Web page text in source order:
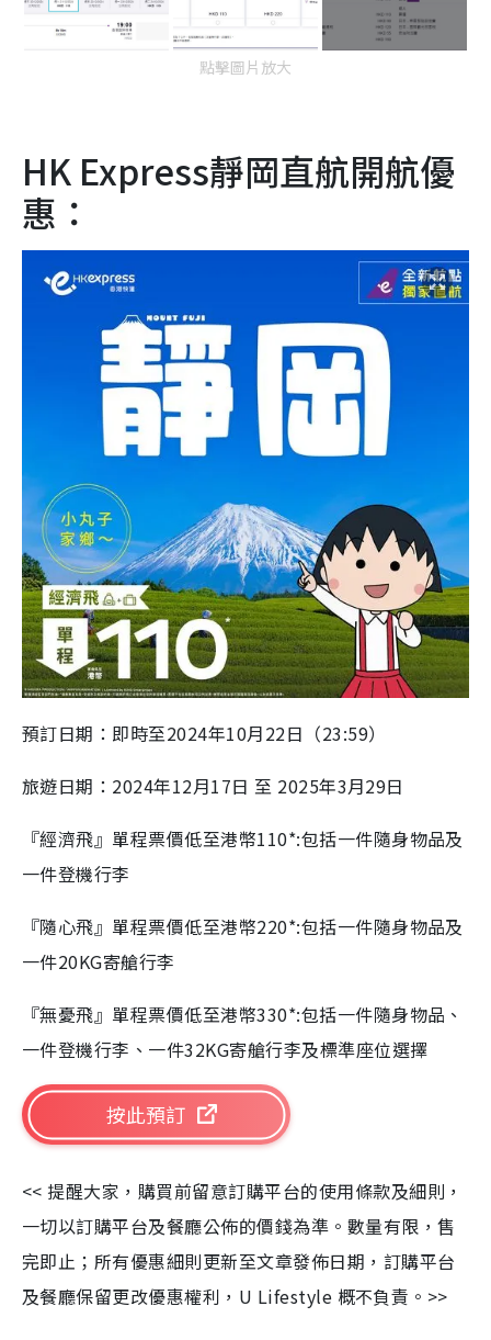
點擊圖片放大
HK Express靜岡直航開航優
惠：
預訂日期：即時至2024年10月22日（23:59）
旅遊日期：2024年12月17日 至 2025年3月29日
『經濟飛』單程票價低至港幣110*:包括一件隨身物品及
一件登機行李
『隨心飛』單程票價低至港幣220*:包括一件隨身物品及
一件20KG寄艙行李
『無憂飛』單程票價低至港幣330*:包括一件隨身物品、
一件登機行李、一件32KG寄艙行李及標準座位選擇
按此預訂
<< 提醒大家，購買前留意訂購平台的使用條款及細則，
一切以訂購平台及餐廳公佈的價錢為準。數量有限，售
完即止；所有優惠細則更新至文章發佈日期，訂購平台
及餐廳保留更改優惠權利，U Lifestyle 概不負責。>>